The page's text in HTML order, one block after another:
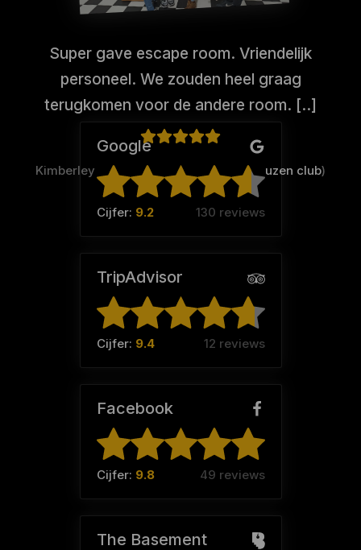
Super gave escape room. Vriendelijk
personeel. We zouden heel graag
terugkomen voor de andere room. [..]
Kimberley Hoogerwaard (Team: De kneuzen club)
Google
Cijfer: 9.2 130 reviews
TripAdvisor
Cijfer: 9.4 12 reviews
Facebook
Cijfer: 9.8 49 reviews
The Basement